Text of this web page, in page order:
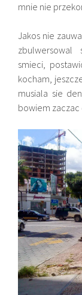
mnie nie
Jakos nie
smieci,
kocham,
musiala sie
bowiem